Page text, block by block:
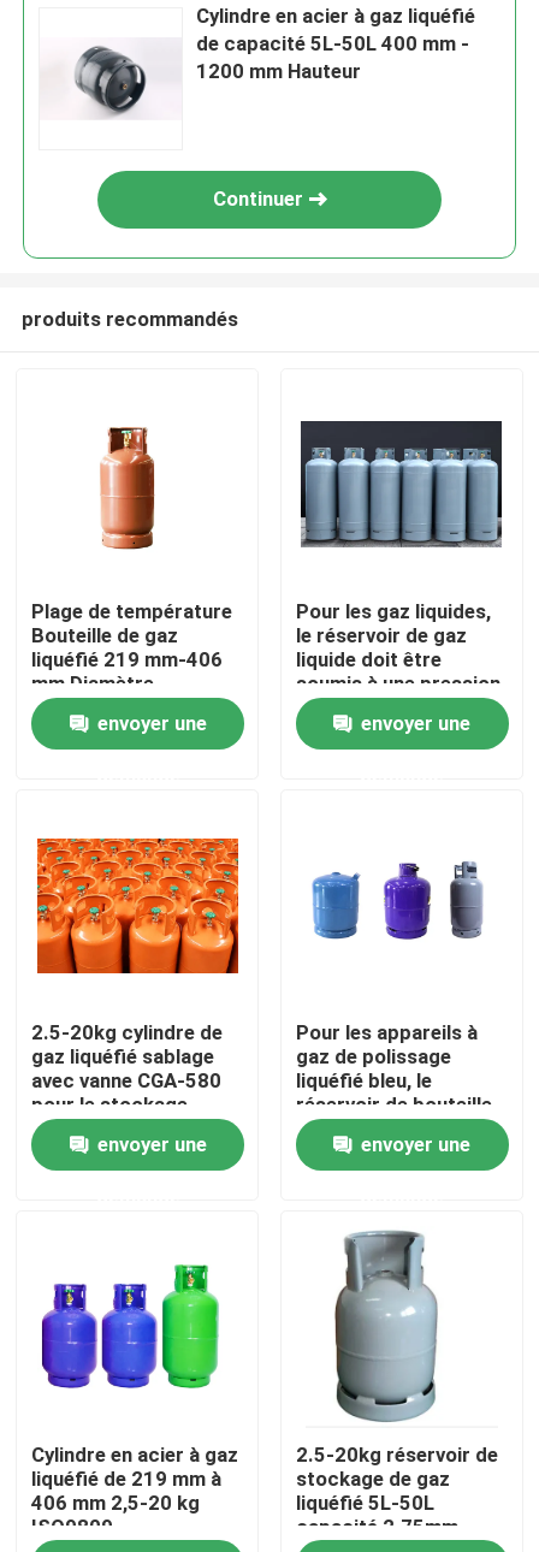
Aperçu
Produits
A propos de nous
Visite d'usine
nouvelles
Tous les cas
Demande de soumission
Chaîne de production de cylindre de LPG
Cylindre en acier à gaz liquéfié
de capacité 5L-50L 400 mm -
1200 mm Hauteur
Continuer
produits recommandés
Plage de température
Bouteille de gaz
liquéfié 219 mm-406
mm Diamètre
extérieur 5L-50L
envoyer une
Pour les gaz liquides,
le réservoir de gaz
liquide doit être
soumis à une pression
d'environ 1 kPa.
envoyer une
2.5-20kg cylindre de
gaz liquéfié sablage
avec vanne CGA-580
pour le stockage
envoyer une
Pour les appareils à
gaz de polissage
liquéfié bleu, le
réservoir de bouteille
15Mpa-30Mpa CGA-
580 CGA-660
envoyer une
Cylindre en acier à gaz
liquéfié de 219 mm à
406 mm 2,5-20 kg
ISO9809
2.5-20kg réservoir de
stockage de gaz
liquéfié 5L-50L
capacité 2.75mm-